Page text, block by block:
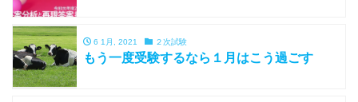
6 1月, 2021 ２次試験
もう一度受験するなら１月はこう過ごす